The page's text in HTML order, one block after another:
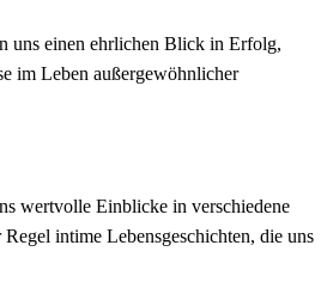
uns einen ehrlichen Blick in Erfolg,
im Leben außergewöhnlicher
wertvolle Einblicke in verschiedene
intime Lebensgeschichten, die uns